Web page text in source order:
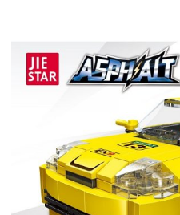
опубликован.
помечены*
Ваша оценка